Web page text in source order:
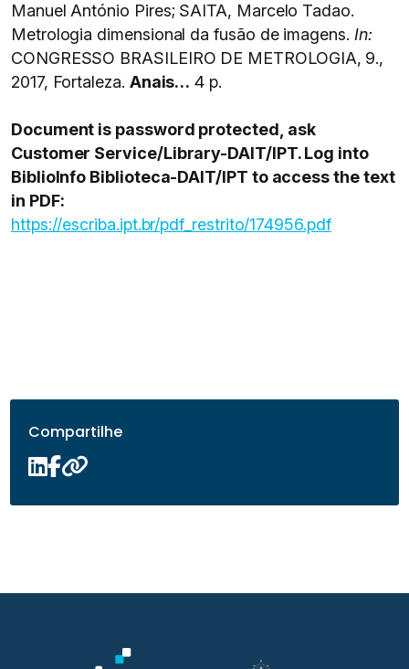
Manuel António Pires; SAITA, Marcelo Tadao.
Metrologia dimensional da fusão de imagens. In:
CONGRESSO BRASILEIRO DE METROLOGIA, 9.,
2017, Fortaleza. Anais… 4 p.
Document is password protected, ask
Customer Service/Library-DAIT/IPT. Log into
BiblioInfo Biblioteca-DAIT/IPT to access the text
in PDF:
https://escriba.ipt.br/pdf_restrito/174956.pdf
Compartilhe